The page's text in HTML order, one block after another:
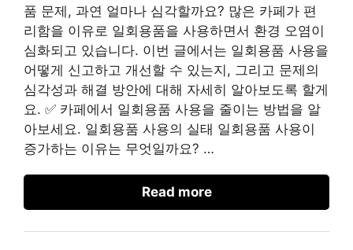
품 문제, 과연 얼마나 심각할까요? 많은 카페가 편
리함을 이유로 일회용품을 사용하면서 환경 오염이
심화되고 있습니다. 이번 글에서는 일회용품 사용을
어떻게 신고하고 개선할 수 있는지, 그리고 문제의
심각성과 해결 방안에 대해 자세히 알아보도록 할게
요. ✅ 카페에서 일회용품 사용을 줄이는 방법을 알
아보세요. 일회용품 사용의 실태 일회용품 사용이
증가하는 이유는 무엇일까요? …
Read more